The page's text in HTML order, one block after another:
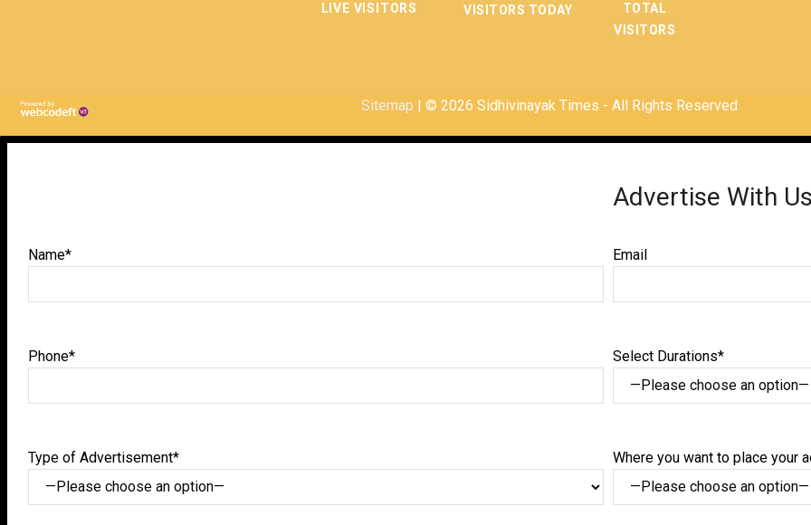
LIVE VISITORS VISITORS TODAY
TOTAL
VISITORS
Sitemap | © 2026 Sidhivinayak Times - All Rights Reserved
Advertise With Us
Name* Email
Phone* Select Durations*
Type of Advertisement* Where you want to place your